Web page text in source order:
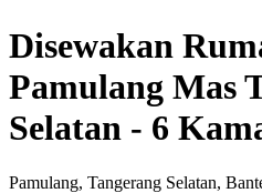
Disewakan
Pamulang Mas
Selatan - 6
Pamulang, Tangerang Selatan,